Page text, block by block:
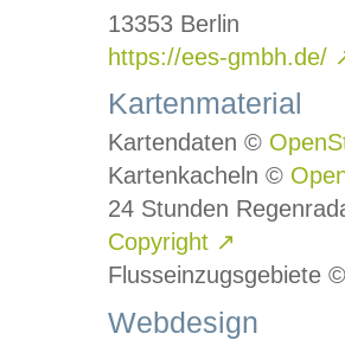
13353 Berlin
https://ees-gmbh.de/
Kartenmaterial
Kartendaten ©
Kartenkacheln ©
24 Stunden
Copyright ↗
Flusseinzugsgebiete
Webdesign